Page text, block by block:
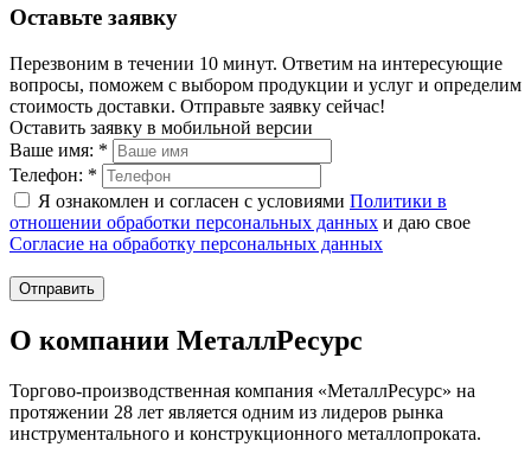
Оставьте заявку
Перезвоним в течении 10 минут. Ответим на интересующие
вопросы, поможем с выбором продукции и услуг и определим
стоимость доставки. Отправьте заявку сейчас!
Оставить заявку в мобильной версии
Ваше имя: *
Телефон: *
Я ознакомлен и согласен с условиями Политики в
отношении обработки персональных данных и даю свое
Согласие на обработку персональных данных
Отправить
О компании МеталлРесурс
Торгово-производственная компания «МеталлРесурс» на
протяжении 28 лет является одним из лидеров рынка
инструментального и конструкционного металлопроката.